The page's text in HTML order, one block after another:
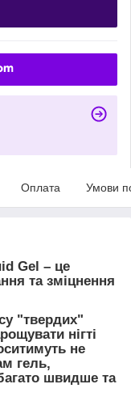
Оплата Умови
Gel – це
та зміцнення
"твердих"
нігті
не
гель,
швидше та